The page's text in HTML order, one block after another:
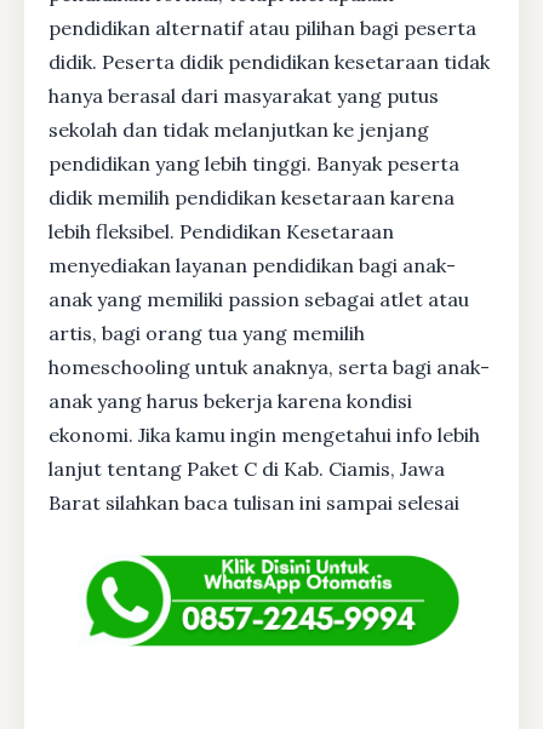
pendidikan alternatif atau pilihan bagi peserta
didik. Peserta didik pendidikan kesetaraan tidak
hanya berasal dari masyarakat yang putus
sekolah dan tidak melanjutkan ke jenjang
pendidikan yang lebih tinggi. Banyak peserta
didik memilih pendidikan kesetaraan karena
lebih fleksibel. Pendidikan Kesetaraan
menyediakan layanan pendidikan bagi anak-
anak yang memiliki passion sebagai atlet atau
artis, bagi orang tua yang memilih
homeschooling untuk anaknya, serta bagi anak-
anak yang harus bekerja karena kondisi
ekonomi. Jika kamu ingin mengetahui info lebih
lanjut tentang Paket C di Kab. Ciamis, Jawa
Barat silahkan baca tulisan ini sampai selesai